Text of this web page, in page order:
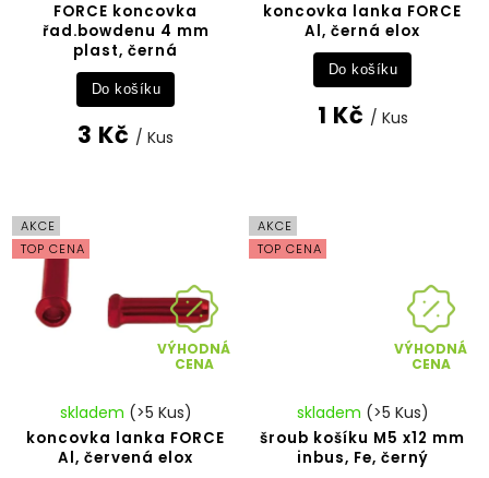
FORCE koncovka
řad.bowdenu 4 mm
plast, černá
3 Kč / Kus
Do košíku
koncovka lanka FORCE
Al, černá elox
1 Kč / Kus
Do košíku
AKCE
TOP CENA
VÝHODNÁ
CENA
koncovka lanka FORCE
Al, červená elox
skladem (>5 Kus)
AKCE
TOP CENA
VÝHODNÁ
CENA
šroub košíku M5 x12 mm
inbus, Fe, černý
skladem (>5 Kus)